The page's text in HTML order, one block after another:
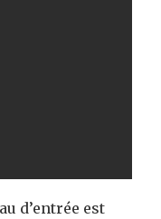
d’entrée est